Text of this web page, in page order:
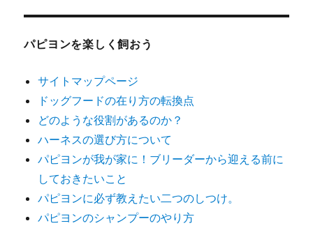
ョ
ン
パピヨンを楽しく飼おう
サイトマップページ
ドッグフードの在り方の転換点
どのような役割があるのか？
ハーネスの選び方について
パピヨンが我が家に！ブリーダーから迎える前に
しておきたいこと
パピヨンに必ず教えたい二つのしつけ。
パピヨンのシャンプーのやり方